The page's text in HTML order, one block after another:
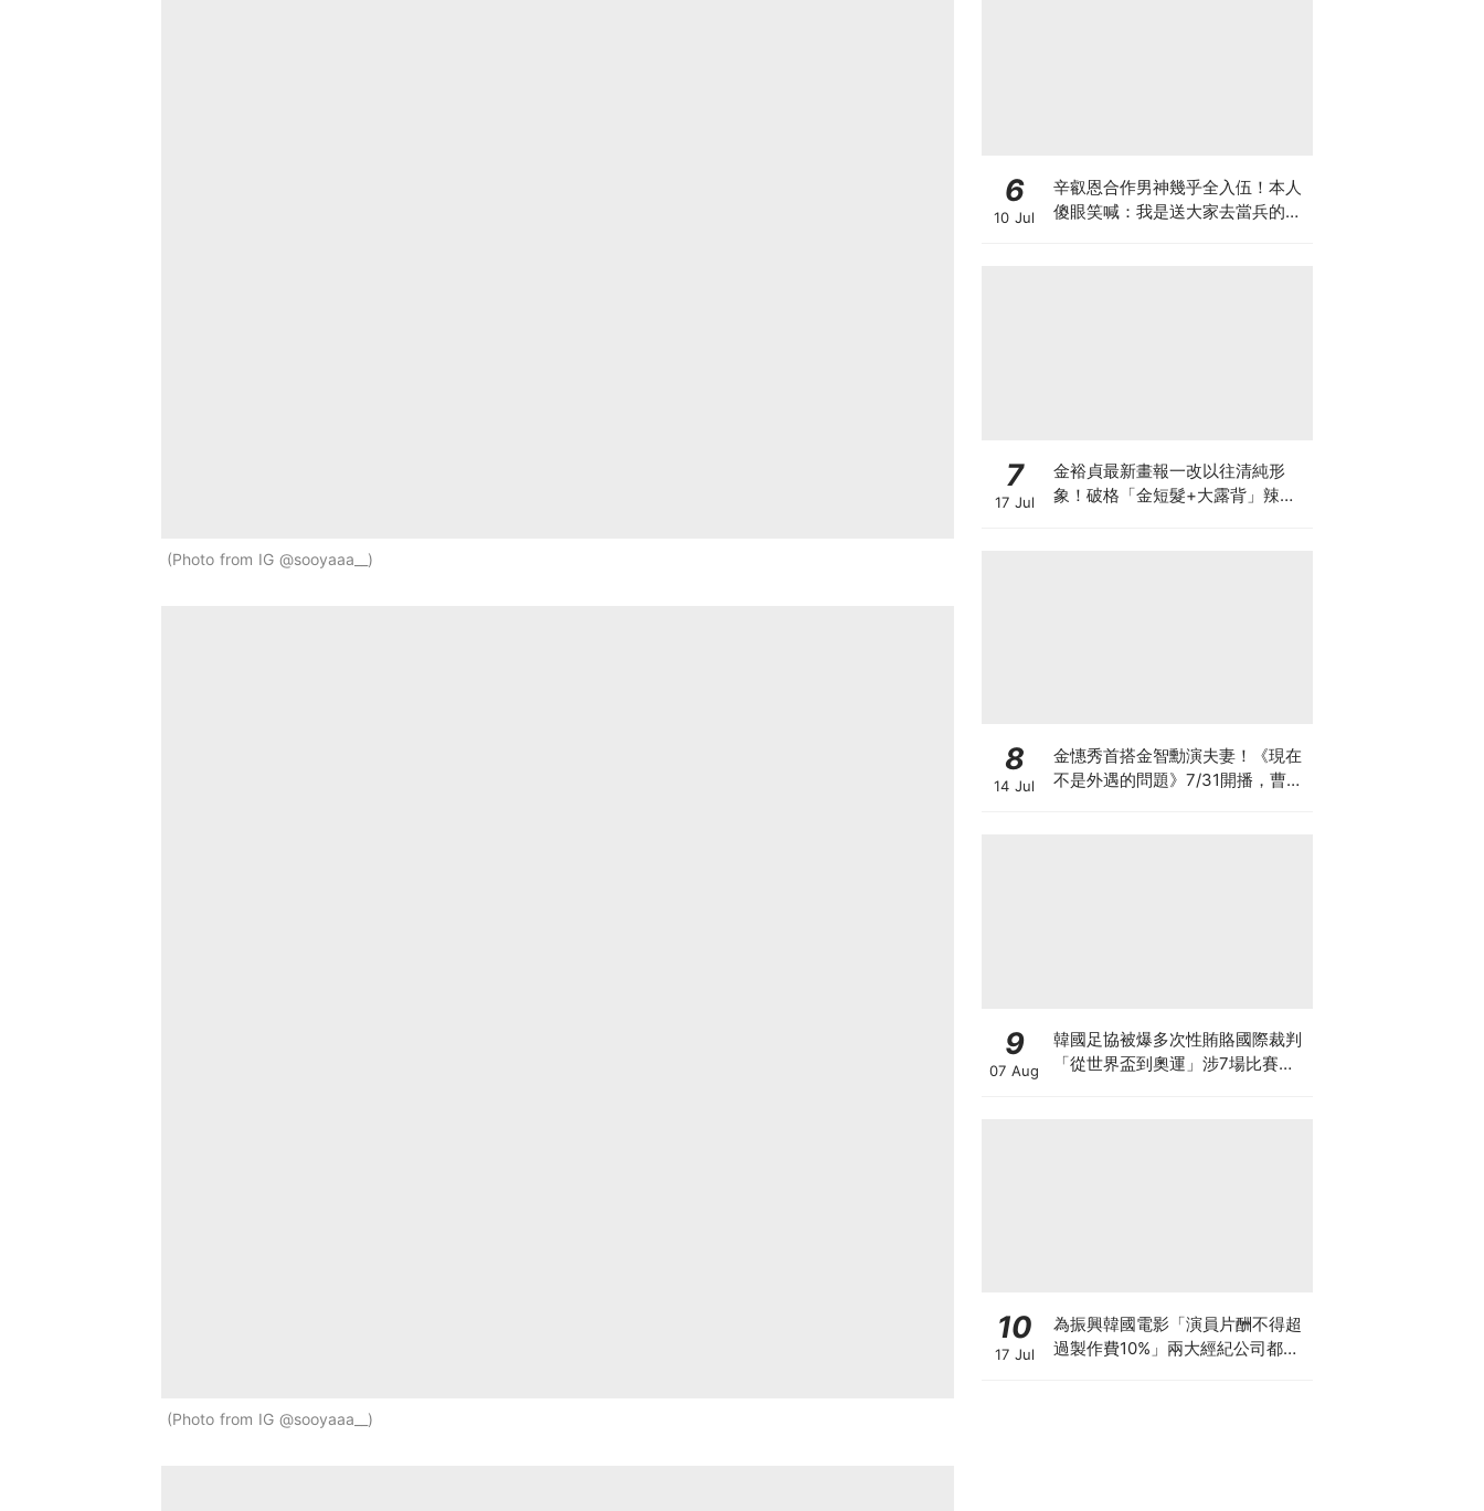
Photo from IG @sooyaaa__
Photo from IG @sooyaaa__
6
10 Jul
辛叡恩合作男神幾乎全入伍！本人
傻眼笑喊：我是送大家去當兵的人
7
17 Jul
金裕貞最新畫報一改以往清純形
象！破格「金短髮+大露背」辣翻
8
14 Jul
金憓秀首搭金智勳演夫妻！《現在
不是外遇的問題》7/31開播，曹汝
9
07 Aug
韓國足協被爆多次性賄賂國際裁判
「從世界盃到奧運」涉7場比賽、
10
17 Jul
為振興韓國電影「演員片酬不得超
過製作費10%」兩大經紀公司都響